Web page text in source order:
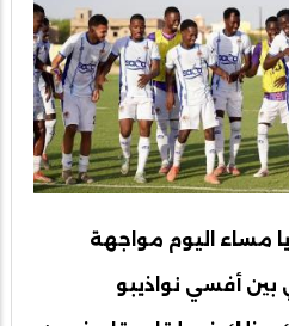
مساء اليوم مواجهة
أفسي نواذيبو